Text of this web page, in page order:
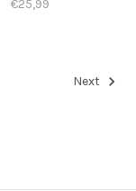
€25,99
Next